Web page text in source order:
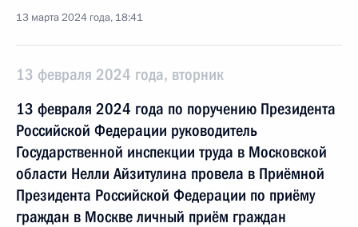
13 марта 2024 года, 18:41
13 февраля 2024 года, вторник
13 февраля 2024 года по поручению Президента
Российской Федерации руководитель
Государственной инспекции труда в Московской
области Нелли Айзитулина провела в Приёмной
Президента Российской Федерации по приёму
граждан в Москве личный приём граждан